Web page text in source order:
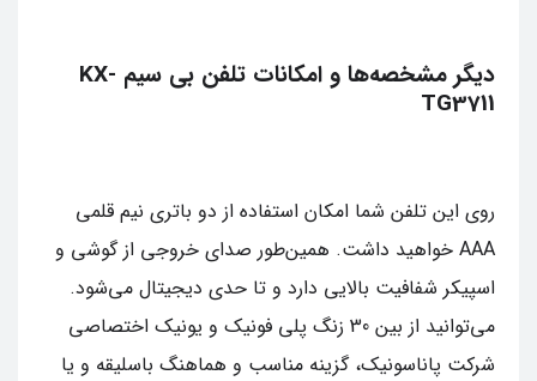
دیگر مشخصه‌ها و امکانات تلفن بی‌ سیم KX-
TG3711
روی این تلفن شما امکان استفاده از دو باتری نیم قلمی
AAA خواهید داشت. همین‌طور صدای خروجی از گوشی و
اسپیکر شفافیت بالایی دارد و تا حدی دیجیتال می‌شود.
می‌توانید از بین 30 زنگ پلی فونیک و یونیک اختصاصی
شرکت پاناسونیک، گزینه مناسب و هماهنگ باسلیقه و یا